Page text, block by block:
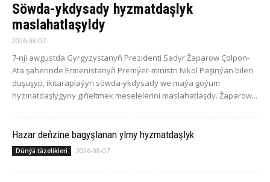
Söwda-ykdysady hyzmatdaşlyk
maslahatlaşyldy
2026-08-07
7-nji awgustda Gyrgyzystanyň Prezidenti Sadyr Žaparow Çolpon-
Ata şäherinde Ermenistanyň Premýer-ministri Nikol Paşinýan bilen
duşuşyp, ikitaraplaýyn söwda-ykdysady we maýa goýum
hyzmatdaşlygyny giňeltmek meselelerini maslahatlaşdy. Žaparow...
Hazar deňzine bagyşlanan ylmy hyzmatdaşlyk
Dünýä täzelikleri 2026-08-07